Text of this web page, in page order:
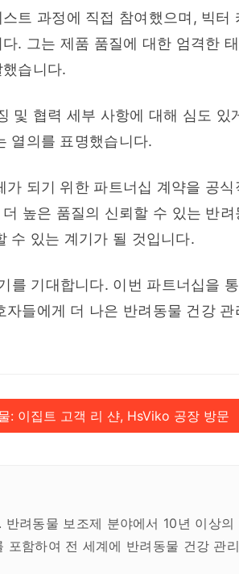
트 과정에 직접 참여했으며, 빅터
. 그는 제품 품질에 대한 엄격한
습니다.
및 협력 세부 사항에 대해 심도 있
열의를 표명했습니다.
되기 위한 파트너십 계약을 공식
높은 품질의 신뢰할 수 있는 반려
수 있는 계기가 될 것입니다.
를 기대합니다. 이번 파트너십을
들에게 더 나은 반려동물 건강 관
: 이집트 고객 리 샨, HsViko 공장 방문
려동물 보조제 분야에서 10년 이상의
함하여 전 세계에 반려동물 건강 관